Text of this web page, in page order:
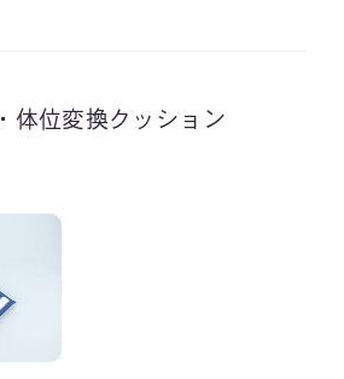
体位変換クッション